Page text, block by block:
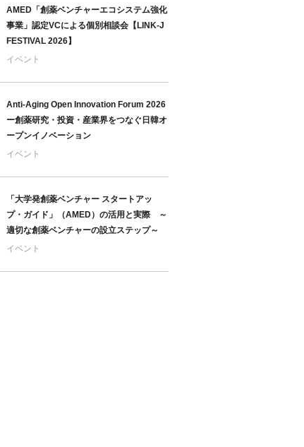
AMED「創薬ベンチャーエコシステム強化
事業」認定VCによる個別相談会【LINK-J
FESTIVAL 2026】
イベント
Anti-Aging Open Innovation Forum 2026
ー創薬研究・投資・産業界をつなぐ日韓オ
ープンイノベーション
イベント
「大学発創薬ベンチャー スタートアッ
プ・ガイド」（AMED）の活用と実際 ～
適切な創薬ベンチャーの設立ステップ～
イベント